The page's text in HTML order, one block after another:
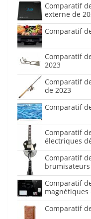
Comparatif
externe de
Comparatif
Comparatif
2023
Comparatif
de 2023
Comparatif
Comparatif
électriques
Comparatif
brumisateurs
Comparatif
magnétiques
Comparatif